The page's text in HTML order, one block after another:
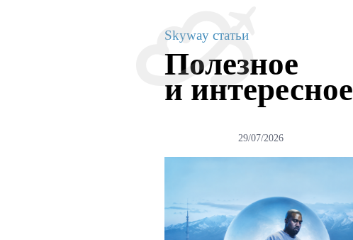
Skyway статьи
Полезное
и интересное
29/07/2026